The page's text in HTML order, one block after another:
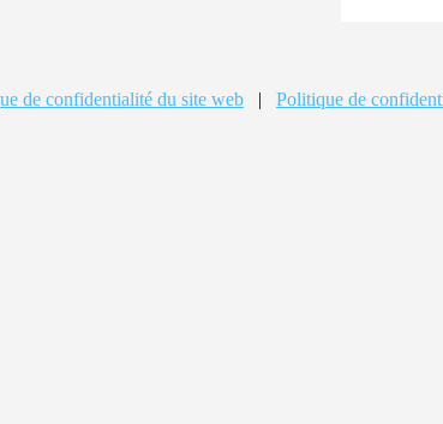
de confidentialité du site web | Politique de